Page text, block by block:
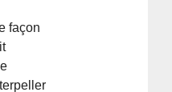
façon